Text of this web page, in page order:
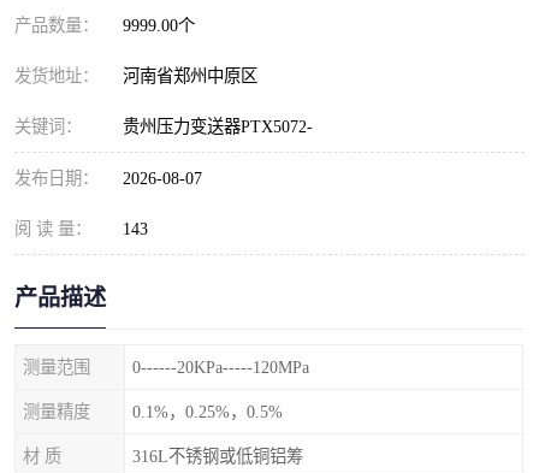
产品数量： 9999.00个
发货地址： 河南省郑州中原区
关键词： 贵州压力变送器PTX5072-
发布日期： 2026-08-07
阅 读 量： 143
产品描述
测量范围 0------20KPa-----120MPa
测量精度 0.1%，0.25%，0.5%
材 质 316L不锈钢或低铜铝筹